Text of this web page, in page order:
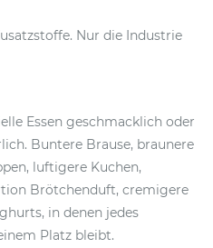
Nur die Industrie
Essen geschmacklich oder
Buntere Brause, braunere
luftigere Kuchen,
Brötchenduft, cremigere
in denen jedes
Platz bleibt.